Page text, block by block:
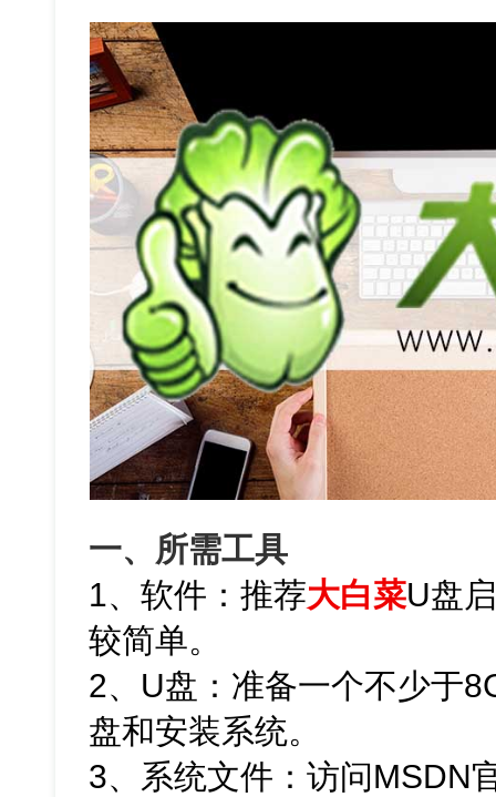
一、所需工具
1、软件：推荐大白菜U盘
较简单。
2、U盘：准备一个不少于
盘和安装系统。
3、系统文件：访问MSDN